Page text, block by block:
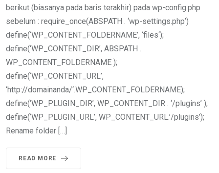
berikut (biasanya pada baris terakhir) pada wp-config.php
sebelum : require_once(ABSPATH . ‘wp-settings.php’)
define(‘WP_CONTENT_FOLDERNAME’, ‘files‘);
define(‘WP_CONTENT_DIR’, ABSPATH .
WP_CONTENT_FOLDERNAME );
define(‘WP_CONTENT_URL’,
‘http://domainanda/‘.WP_CONTENT_FOLDERNAME);
define(‘WP_PLUGIN_DIR’, WP_CONTENT_DIR . ‘/plugins’ );
define(‘WP_PLUGIN_URL’, WP_CONTENT_URL.’/plugins’);
Rename folder […]
READ MORE